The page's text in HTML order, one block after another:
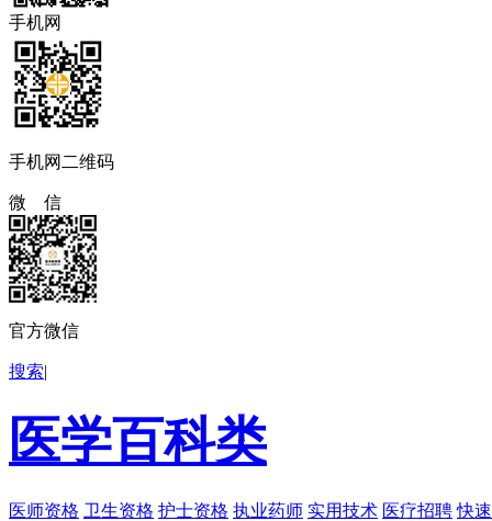
手机网
手机网二维码
微 信
官方微信
搜索|
医学百科类
医师资格 卫生资格 护士资格 执业药师 实用技术 医疗招聘 快